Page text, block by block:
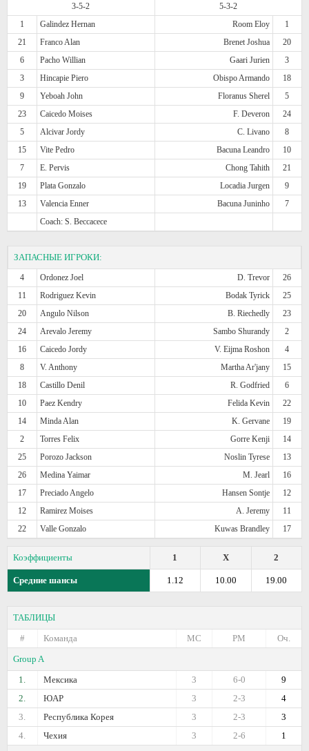
3-5-2
5-3-2
1
Galindez Hernan Room Eloy
1
21
Franco Alan Brenet Joshua
20
6
Pacho Willian Gaari Jurien
3
3
Hincapie Piero Obispo Armando
18
9
Yeboah John Floranus Sherel
5
23
Caicedo Moises F. Deveron
24
5
Alcivar Jordy C. Livano
8
15
Vite Pedro Bacuna Leandro
10
7
E. Pervis Chong Tahith
21
19
Plata Gonzalo Locadia Jurgen
9
13
Valencia Enner Bacuna Juninho
7
Coach: S. Beccacece
ЗАПАСНЫЕ ИГРОКИ:
4 Ordonez Joel D. Trevor
26
11
Rodriguez Kevin Bodak Tyrick
25
20
Angulo Nilson B. Riechedly
23
24
Arevalo Jeremy Sambo Shurandy
2
16
Caicedo Jordy V. Eijma Roshon
4
8
V. Anthony Martha Ar'jany
15
18
Castillo Denil R. Godfried
6
10
Paez Kendry Felida Kevin
22
14
Minda Alan K. Gervane
19
2
Torres Felix Gorre Kenji
14
25
Porozo Jackson Noslin Tyrese
13
26
Medina Yaimar M. Jearl
16
17
Preciado Angelo Hansen Sontje
12
12
Ramirez Moises A. Jeremy
11
22
Valle Gonzalo Kuwas Brandley 17
Коэффициенты 2
X
1
Средние шансы 19.00
10.00
1.12
ТАБЛИЦЫ
#
Команда Оч.
РМ
МС
Group A
1.
Мексика 9
6-0
3
2.
ЮАР 4
2-3
3
3.
Республика Корея 3
2-3
3
4.
Чехия 1
2-6
3